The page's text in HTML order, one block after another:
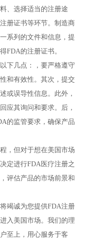
、选择适当的注册途
册证书等环节。制造商
系列的文件和信息，提
FDA的注册证书。
下几点：，要严格遵守
和有效性。其次，提交
或误导性信息。此外，
应其询问和要求。后，
的监管要求，确保产品
，但对于想在美国市场
定进行FDA医疗注册之
评估产品的市场前景和
竭诚为您提供FDA注册
入美国市场。我们的理
至上，用心服务于客